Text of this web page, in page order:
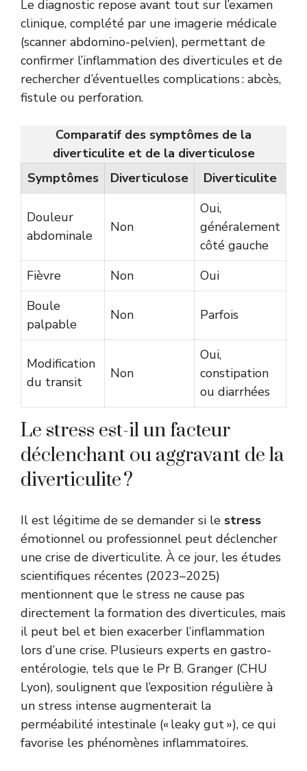
Le diagnostic repose avant tout sur l’examen
clinique, complété par une imagerie médicale
(scanner abdomino-pelvien), permettant de
confirmer l’inflammation des diverticules et de
rechercher d’éventuelles complications : abcès,
fistule ou perforation.
Comparatif des symptômes de la
diverticulite et de la diverticulose
Symptômes
Diverticulose Diverticulite
Douleur
abdominale
Non
Oui,
généralement
côté gauche
Fièvre
Non
Oui
Boule
palpable
Non Parfois
Modification
du transit
Non
Oui,
constipation
ou diarrhées
Le stress est-il un facteur
déclenchant ou aggravant de la
diverticulite ?
Il est légitime de se demander si le stress
émotionnel ou professionnel peut déclencher
une crise de diverticulite. À ce jour, les études
scientifiques récentes (2023–2025)
mentionnent que le stress ne cause pas
directement la formation des diverticules, mais
il peut bel et bien exacerber l’inflammation
lors d’une crise. Plusieurs experts en gastro-
entérologie, tels que le Pr B. Granger (CHU
Lyon), soulignent que l’exposition régulière à
un stress intense augmenterait la
perméabilité intestinale (« leaky gut »), ce qui
favorise les phénomènes inflammatoires.